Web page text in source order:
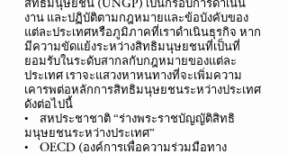
สิทธิมนุษยชน (UNGP) เป็นกรอบการดำเนิน
งาน และปฏิบัติตามกฎหมายและข้อบังคับของ
แต่ละประเทศหรือภูมิภาคที่เราดำเนินธุรกิจ หาก
มีความขัดแย้งระหว่างสิทธิมนุษยชนที่เป็นที่
ยอมรับในระดับสากลกับกฎหมายของแต่ละ
ประเทศ เราจะแสวงหาหนทางที่จะเพิ่มความ
เคารพต่อหลักการสิทธิมนุษยชนระหว่างประเทศ
ดังต่อไปนี้
• สหประชาชาติ “ร่างพระราชบัญญัติสิทธิ
มนุษยชนระหว่างประเทศ”
• OECD (องค์การเพื่อความร่วมมือทาง